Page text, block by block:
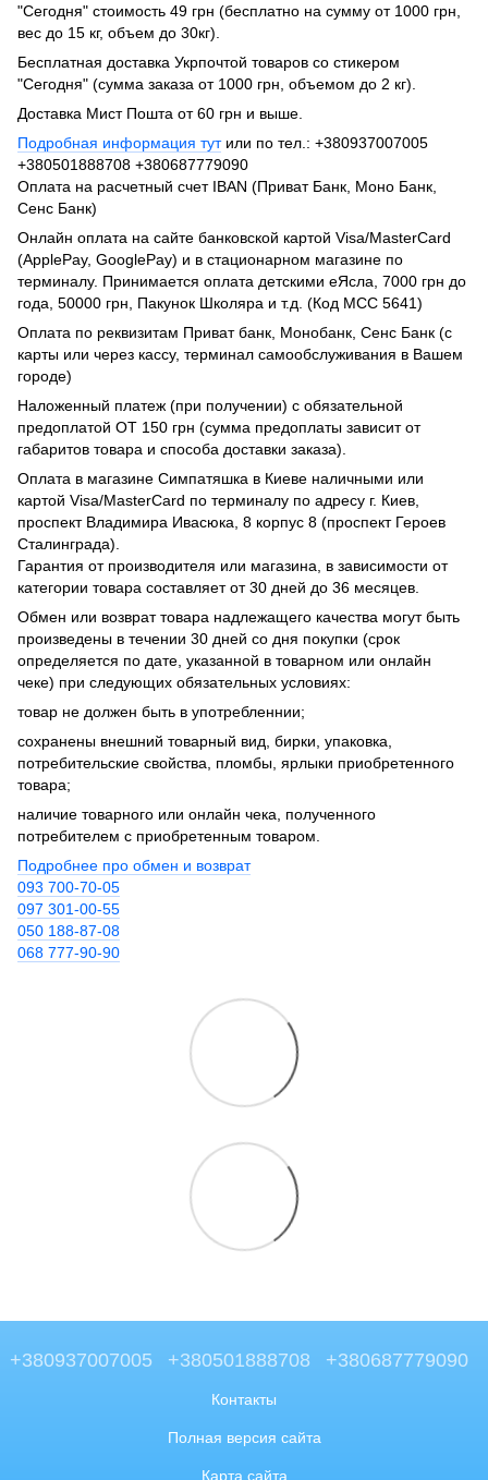
"Сегодня" стоимость 49 грн (бесплатно на сумму от 1000 грн,
вес до 15 кг, объем до 30кг).
Бесплатная доставка Укрпочтой товаров со стикером
"Сегодня" (сумма заказа от 1000 грн, объемом до 2 кг).
Доставка Мист Пошта от 60 грн и выше.
Подробная информация тутили по тел.: +380937007005
+380501888708 +380687779090
Оплата на расчетный счет IBAN (Приват Банк, Моно Банк,
Сенс Банк)
Онлайн оплата на сайте банковской картой Visa/MasterCard
(ApplePay, GooglePay) и в стационарном магазине по
терминалу. Принимается оплата детскими еЯсла, 7000 грн до
года, 50000 грн, Пакунок Школяра и т.д. (Код МСС 5641)
Оплата по реквизитам Приват банк, Монобанк, Сенс Банк (с
карты или через кассу, терминал самообслуживания в Вашем
городе)
Наложенный платеж (при получении) с обязательной
предоплатой ОТ 150 грн (сумма предоплаты зависит от
габаритов товара и способа доставки заказа).
Оплата в магазине Симпатяшка в Киеве наличными или
картой Visa/MasterCard по терминалу по адресу г. Киев,
проспект Владимира Ивасюка, 8 корпус 8 (проспект Героев
Сталинграда).
Гарантия от производителя или магазина, в зависимости от
категории товара составляет от 30 дней до 36 месяцев.
Обмен или возврат товара надлежащего качества могут быть
произведены в течении 30 дней со дня покупки (срок
определяется по дате, указанной в товарном или онлайн
чеке) при следующих обязательных условиях:
товар не должен быть в употребленнии;
сохранены внешний товарный вид, бирки, упаковка,
потребительские свойства, пломбы, ярлыки приобретенного
товара;
наличие товарного или онлайн чека, полученного
потребителем с приобретенным товаром.
Подробнее про обмен и возврат
093 700-70-05
097 301-00-55
050 188-87-08
068 777-90-90
+380937007005 +380501888708 +380687779090
Контакты
Полная версия сайта
Карта сайта